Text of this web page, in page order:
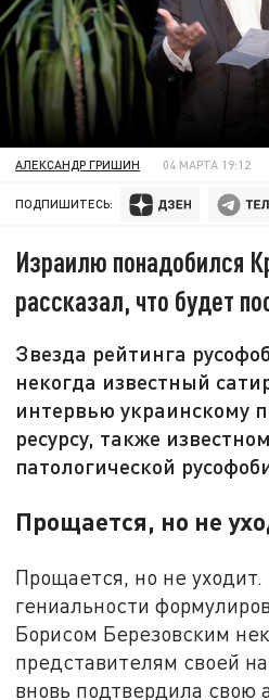
АЛЕКСАНДР ГРИШИН 04 МАРТА 19:12
ПОДПИШИТЕСЬ:
Израилю понадобился
рассказал, что будет
Звезда рейтинга
некогда известный
интервью украинскому
ресурсу, также
патологической
Прощается, но не
Прощается, но не уходит.
гениальности
Борисом Березовским
представителям своей
вновь подтвердила свою